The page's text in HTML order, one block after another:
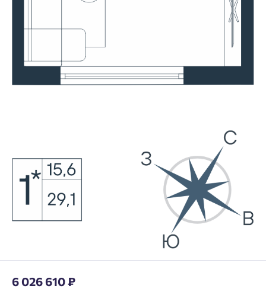
6 026 610 ₽